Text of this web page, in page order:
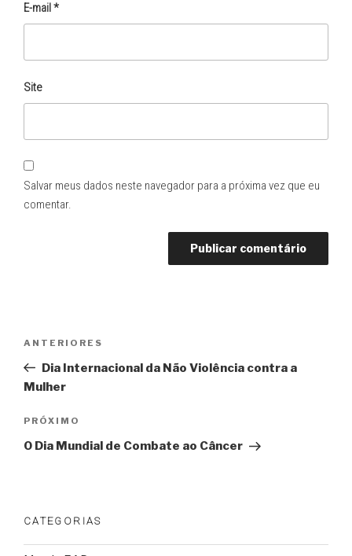
E-mail*
Site
Salvar meus dados neste navegador para a próxima vez que eu
comentar.
Post
Post
anterior
ANTERIORES
Dia Internacional da Não Violência contra a
Mulher
Próximo
post
PRÓXIMO
O Dia Mundial de Combate ao Câncer
CATEGORIAS